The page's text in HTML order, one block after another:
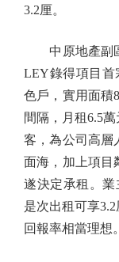
3.2厘。
中原地產副區
LEY錄得項目首
色戶，實用面積
間隔，月租6.5
客，為公司高層
面海，加上項目
遂決定承租。業
是次出租可享
回報率相當理想。